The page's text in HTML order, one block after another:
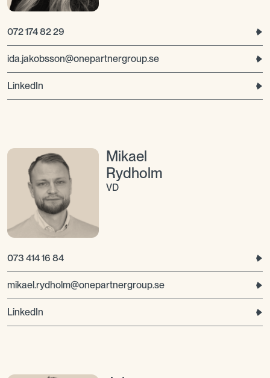
072 174 82 29
ida.jakobsson@onepartnergroup.se
LinkedIn
Mikael
Rydholm
VD
073 414 16 84
mikael.rydholm@onepartnergroup.se
LinkedIn